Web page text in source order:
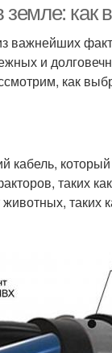
как
важнейших
и
как
кабель,
таких